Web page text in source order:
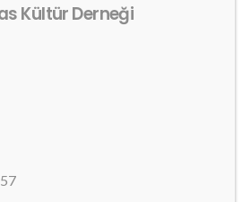
Kültür Derneği